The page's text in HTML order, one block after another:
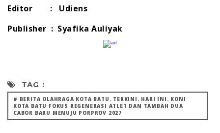
Editor : Udiens
Publisher : Syafika Auliyak
TAG :
# BERITA OLAHRAGA KOTA BATU. TERKINI. HARI INI. KONI
KOTA BATU FOKUS REGENERASI ATLET DAN TAMBAH DUA
CABOR BARU MENUJU PORPROV 2027